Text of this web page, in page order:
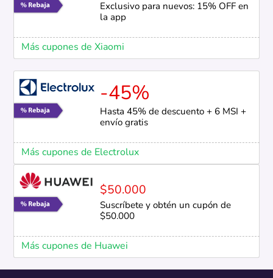
Exclusivo para nuevos: 15% OFF en
la app
Más cupones de Xiaomi
-45%
Hasta 45% de descuento + 6 MSI +
envío gratis
Más cupones de Electrolux
$50.000
Suscríbete y obtén un cupón de
$50.000
Más cupones de Huawei